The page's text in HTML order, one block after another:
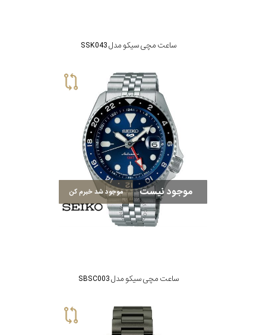
ساعت مچی سیکو مدل SSK043
موجود نیست موجود شد خبرم کن
ساعت مچی سیکو مدل SBSC003